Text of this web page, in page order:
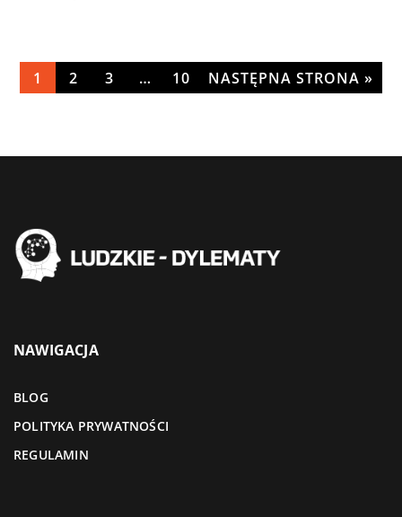
1 2 3 … 10 NASTĘPNA STRONA »
NAWIGACJA
BLOG
POLITYKA PRYWATNOŚCI
REGULAMIN